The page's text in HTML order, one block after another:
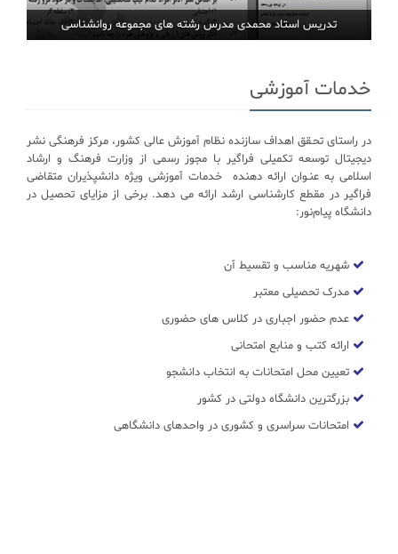
تدریس استاد محمدی مدرس رشته های مجموعه روانشناسی
خدمات آموزشی
در راستای تحـقق اهداف سازنده نظام آموزش عالی کشور، مرکز فرهنگی نشر
دیجیتال توسعه تکمیلی فراگیر با مجوز رسمی از وزارت فرهنگ و ارشاد
اسلامی به عنـوان ارائه دهنده خدمات آموزشی ویژه دانشپذیران متقاضی
فراگیر در مقطع کارشناسی ارشد ارائه می دهد. برخی از مزایای تحصیل در
دانشگاه پیام‌نور:
شهریه مناسب و تقسیط آن
مدرک تحصیلی معتبر
عدم حضور اجباری در کلاس های حضوری
ارائه کتب و منابع امتحانی
تعیین محل امتحانات به انتخاب دانشجو
بزرگترین دانشگاه دولتی در کشور
امتحانات سراسری و کشوری در واحدهای دانشگاهی